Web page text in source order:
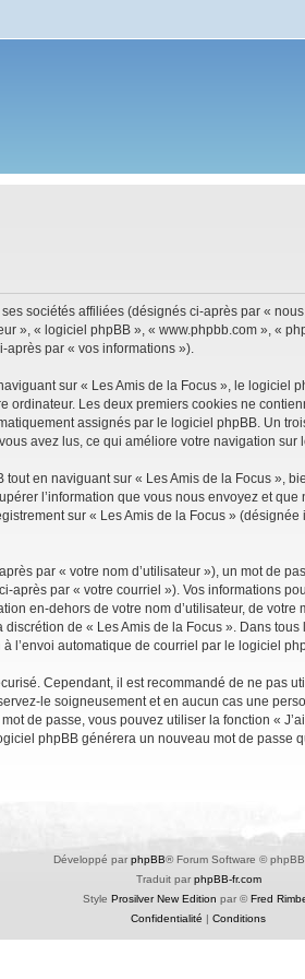
sociétés affiliées (désignés ci-après par «
», « logiciel phpBB », « www.phpbb.com », «
après par « vos informations »).
sur « Les Amis de la Focus », le logiciel
Les deux premiers cookies ne
assignés par le logiciel phpBB. Un
avez lus, ce qui améliore votre navigation sur
en naviguant sur « Les Amis de la Focus »,
l’information que vous nous envoyez et
sur « Les Amis de la Focus »
par « votre nom d’utilisateur »), un mot de
par « votre courriel »). Vos informations
en-dehors de votre nom d’utilisateur, de
de « Les Amis de la Focus ». Dans
l’envoi automatique de courriel par le logiciel
Cependant, il est recommandé de ne pas
le soigneusement et en aucun cas une
de passe, vous pouvez utiliser la fonction «
phpBB générera un nouveau mot de passe
Développé par phpBB® Forum Software ©
Traduit par phpBB-fr.com
Style Prosilver New Edition par ©Fred
Confidentialité | Conditions